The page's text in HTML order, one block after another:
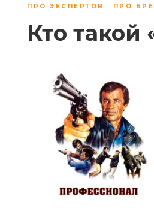
ПРО ЭКСПЕРТОВ ПРО
Кто такой